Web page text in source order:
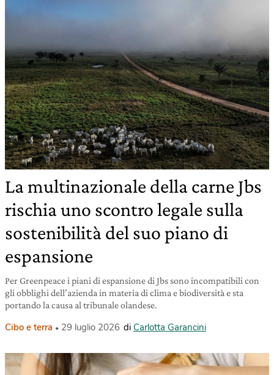
La multinazionale della carne Jbs
rischia uno scontro legale sulla
sostenibilità del suo piano di
espansione
Per Greenpeace i piani di espansione di Jbs sono incompatibili con
gli obblighi dell’azienda in materia di clima e biodiversità e sta
portando la causa al tribunale olandese.
Cibo e terra 29 luglio 2026 di Carlotta Garancini